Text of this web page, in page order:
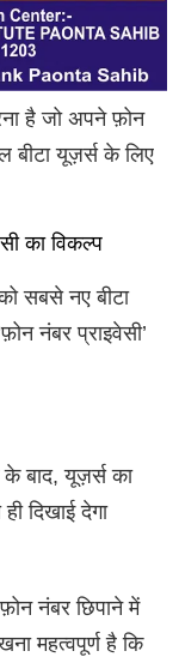
है जो अपने फ़ोन
बीटा यूज़र्स के लिए
का विकल्प
सबसे नए बीटा
नंबर प्राइवेसी’
के बाद, यूज़र्स का
दिखाई देगा
नंबर छिपाने में
महत्वपूर्ण है कि